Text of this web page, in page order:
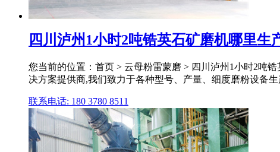
四川泸州1小时2吨锆英石矿磨机哪里生
您当前的位置：首页 > 云母粉雷蒙磨 > 四川泸州1小时2吨
决方案提供商,我们致力于各种型号、产量、细度磨粉设备生
联系电话: 180 3780 8511